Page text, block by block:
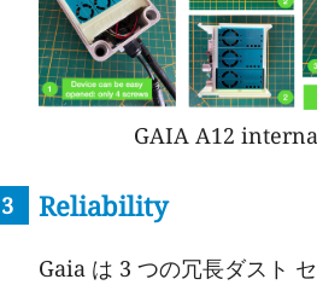
GAIA A12
Reliability
Gaia は 3 つの冗長ダスト